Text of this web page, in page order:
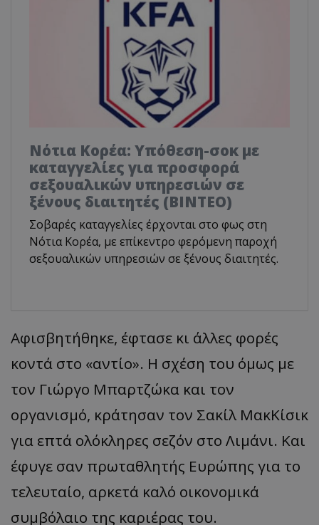
Νότια Κορέα: Υπόθεση-σοκ με
καταγγελίες για προσφορά
σεξουαλικών υπηρεσιών σε
ξένους διαιτητές (BINTEO)
Σοβαρές καταγγελίες έρχονται στο φως στη
Νότια Κορέα, με επίκεντρο φερόμενη παροχή
σεξουαλικών υπηρεσιών σε ξένους διαιτητές.
Αφισβητήθηκε, έφτασε κι άλλες φορές
κοντά στο «αντίο». Η σχέση του όμως με
τον Γιώργο Μπαρτζώκα και τον
οργανισμό, κράτησαν τον Σακίλ ΜακΚίσικ
για επτά ολόκληρες σεζόν στο Λιμάνι. Και
έφυγε σαν πρωταθλητής Ευρώπης για το
τελευταίο, αρκετά καλό οικονομικά
συμβόλαιο της καριέρας του.